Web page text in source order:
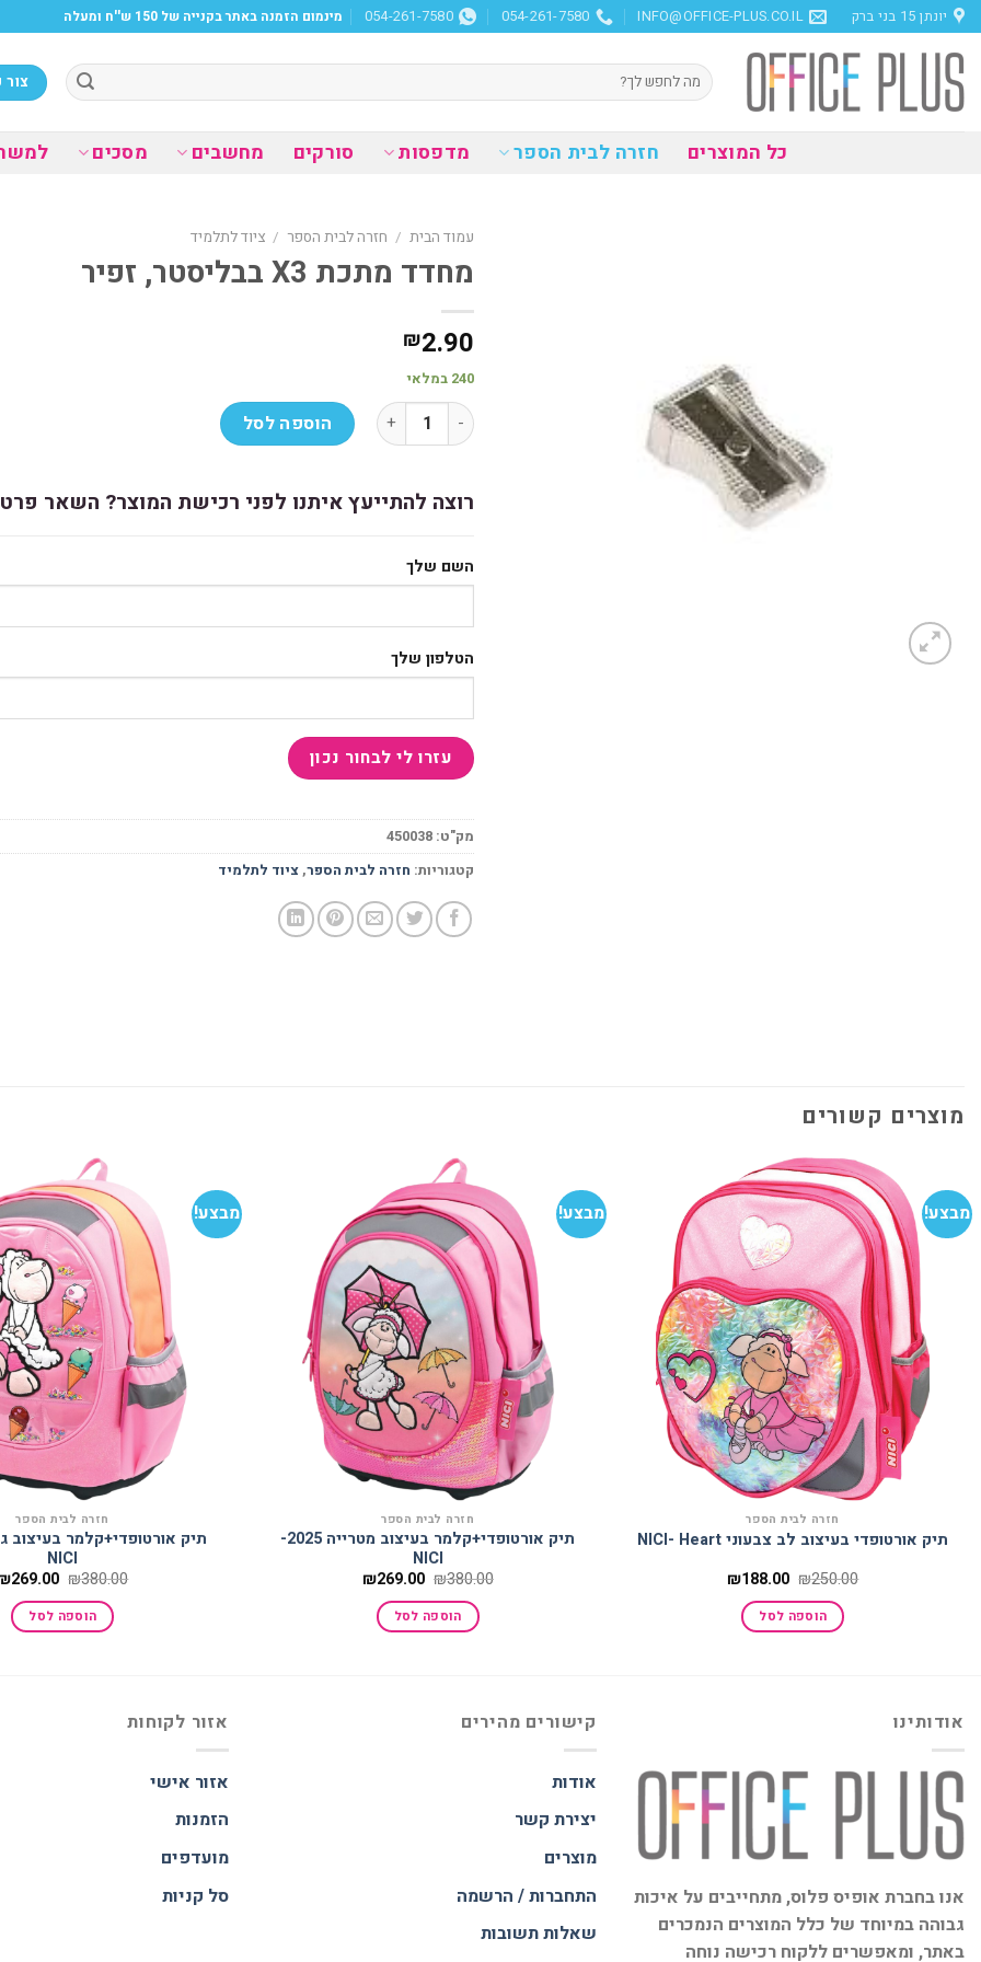
Skip
to
content
יונתן 15 בני ברק INFO@OFFICE-PLUS.CO.IL
054-261-7580
054-261-7580 מינמום הזמנה באתר בקנייה של 150 ש''ח ומעלה
חיפוש
עבור:
כל המוצרים חזרה לבית הספר מדפסות סורקים מחשבים מסכים
עמוד הבית / חזרה לבית הספר / ציוד לתלמיד
מחדד מתכת X3 בבליסטר, זפיר
₪2.90
240 במלאי
כמות של מחדד מתכת X3 בבליסטר, זפירהוספה לסל
רוצה להתייעץ איתנו לפני רכישת המוצר? השאר
השם שלך
הטלפון שלך
מק"ט: 450038
קטגוריות: חזרה לבית הספר,ציוד לתלמיד
מוצרים קשורים
מבצע!
חזרה לבית הספר
תיק אורטופדי בעיצוב לב צבעוני NICI- Heart
₪250.00 המחיר
היה:
₪250.00.
₪188.00 המחיר
הוספה לסל
מבצע!
חזרה לבית הספר
תיק אורטופדי+קלמר בעיצוב מטרייה 2025-
NICI
₪380.00 המחיר
היה:
₪380.00.
₪269.00
הוספה לסל
מבצע!
חזרה לבית הספר
NICI
₪380.00 המחיר
היה:
₪380.00.
269.00
הוספה לסל
אודותינו
אנו בחברת אופיס פלוס, מתחייבים על איכות
גבוהה במיוחד של כלל המוצרים הנמכרים
באתר, ומאפשרים ללקוח רכישה נוחה
קישורים מהירים
אודות
יצירת קשר
מוצרים
התחברות / הרשמה
שאלות תשובות
אזור לקוחות
אזור אישי
הזמנות
מועדפים
סל קניות